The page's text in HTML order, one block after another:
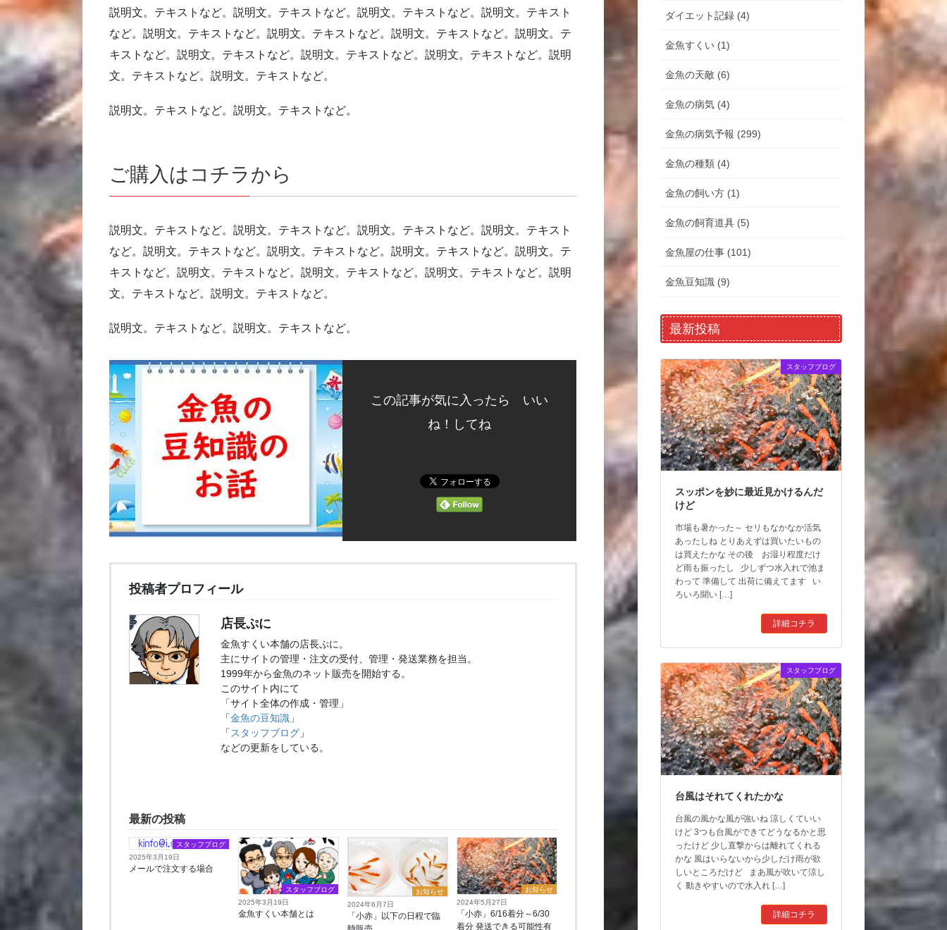
説明文。テキストなど。説明文。テキストなど。説明文。テキストなど。説明文。テキスト
など。説明文。テキストなど。説明文。テキストなど。説明文。テキストなど。説明文。テ
キストなど。説明文。テキストなど。説明文。テキストなど。説明文。テキストなど。説明
文。テキストなど。説明文。テキストなど。
説明文。テキストなど。説明文。テキストなど。
ご購入はコチラから
説明文。テキストなど。説明文。テキストなど。説明文。テキストなど。説明文。テキスト
など。説明文。テキストなど。説明文。テキストなど。説明文。テキストなど。説明文。テ
キストなど。説明文。テキストなど。説明文。テキストなど。説明文。テキストなど。説明
文。テキストなど。説明文。テキストなど。
説明文。テキストなど。説明文。テキストなど。
この記事が気に入ったら いい
ね！してね
投稿者プロフィール
店長ぷに
金魚すくい本舗の店長ぷに。
主にサイトの管理・注文の受付、管理・発送業務を担当。
1999年から金魚のネット販売を開始する。
このサイト内にて
「サイト全体の作成・管理」
「金魚の豆知識 」
「スタッフブログ 」
などの更新をしている。
最新の投稿
スタッフブログ
2025年3月19日
メールで注文する場合
スタッフブログ
2025年3月19日
金魚すくい本舗とは
お知らせ
2024年6月7日
「小赤」以下の日程で臨
お知らせ
2024年5月27日
「小赤」6/16着分～6/30
着分 発送できる可能性有
ダイエット記録 (4)
金魚すくい (1)
金魚の天敵 (6)
金魚の病気 (4)
金魚の病気予報 (299)
金魚の種類 (4)
金魚の飼い方 (1)
金魚の飼育道具 (5)
金魚屋の仕事 (101)
金魚豆知識 (9)
最新投稿
スタッフブログ
スッポンを妙に最近見かけるんだ
けど
市場も暑かった～ セリもなかなか活気
あったしね とりあえずは買いたいもの
は買えたかな その後 お湿り程度だけ
ど雨も振ったし 少しずつ水入れで池ま
わって 準備して 出荷に備えてます い
ろいろ聞い […]
詳細コチラ
スタッフブログ
台風はそれてくれたかな
台風の風かな風が強いね 涼しくていい
けど 3つも台風ができてどうなるかと思
ったけど 少し直撃からは離れてくれる
かな 風はいらないから少しだけ雨が欲
しいところだけど まあ風が吹いて涼し
く 動きやすいので水入れ […]
詳細コチラ